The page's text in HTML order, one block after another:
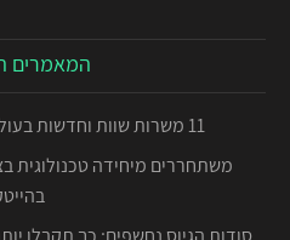
המאמרים
11 משרות שוות וחדשות בעולמות ה-AI שכדאי להכיר
משתחררים מיחידה